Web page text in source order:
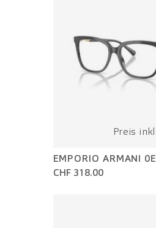
Preis
EMPORIO ARMANI
CHF 318.00